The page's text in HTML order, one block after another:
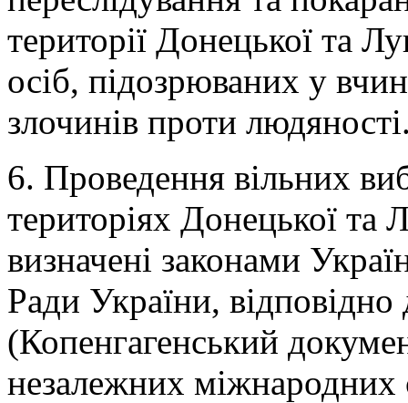
території Донецької та
осіб, підозрюваних у
злочинів проти
6. Проведення вільних
територіях Донецької та
визначені законами
Ради України,
(Копенгагенський
незалежних міжнародних